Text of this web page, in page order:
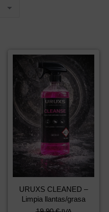
URUXS CLEANED –
Limpia llantas/grasa